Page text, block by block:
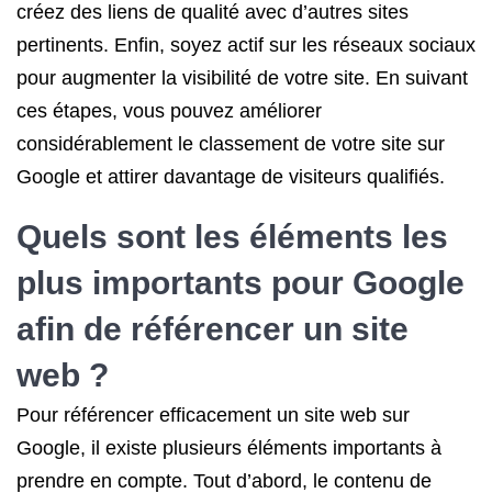
créez des liens de qualité avec d’autres sites
pertinents. Enfin, soyez actif sur les réseaux sociaux
pour augmenter la visibilité de votre site. En suivant
ces étapes, vous pouvez améliorer
considérablement le classement de votre site sur
Google et attirer davantage de visiteurs qualifiés.
Quels sont les éléments les
plus importants pour Google
afin de référencer un site
web ?
Pour référencer efficacement un site web sur
Google, il existe plusieurs éléments importants à
prendre en compte. Tout d’abord, le contenu de